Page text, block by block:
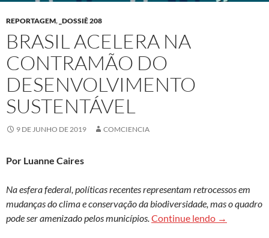
REPORTAGEM, _DOSSIÊ 208
BRASIL ACELERA NA
CONTRAMÃO DO
DESENVOLVIMENTO
SUSTENTÁVEL
9 DE JUNHO DE 2019 COMCIENCIA
Por Luanne Caires
Na esfera federal, políticas recentes representam retrocessos em
mudanças do clima e conservação da biodiversidade, mas o quadro
pode ser amenizado pelos municípios.Continue lendo Brasil
→